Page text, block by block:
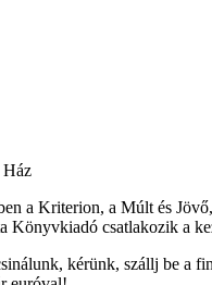
Ház
a Kriterion, a Múlt és
Könyvkiadó csatlakozik a
kérünk, szállj be a